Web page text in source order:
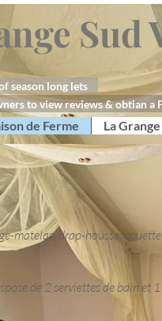
Sud
season long lets
to view reviews & obtian a
de Ferme La Grange
matelas, drap-housse,
de 2 serviettes de bain et